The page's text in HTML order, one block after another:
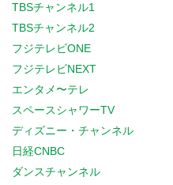
TBSチャンネル1
TBSチャンネル2
フジテレビONE
フジテレビNEXT
エンタメ〜テレ
スペースシャワーTV
ディズニー・チャンネル
日経CNBC
ダンスチャンネル